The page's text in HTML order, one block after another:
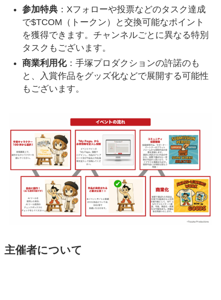
参加特典：Xフォローや投票などのタスク達成
で$TCOM（トークン）と交換可能なポイント
を獲得できます。チャンネルごとに異なる特別
タスクもございます。
商業利用化：手塚プロダクションの許諾のも
と、入賞作品をグッズ化などで展開する可能性
もございます。
主催者について